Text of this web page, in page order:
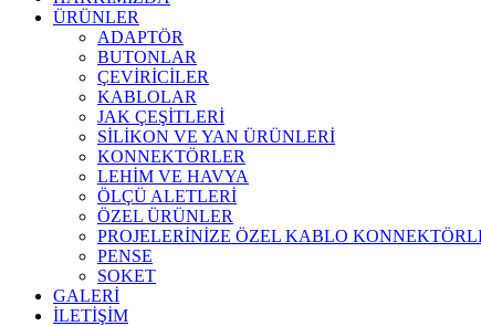
ÜRÜNLER
ADAPTÖR
BUTONLAR
ÇEVİRİCİLER
KABLOLAR
JAK ÇEŞİTLERİ
SİLİKON VE YAN ÜRÜNLERİ
KONNEKTÖRLER
LEHİM VE HAVYA
ÖLÇÜ ALETLERİ
ÖZEL ÜRÜNLER
PROJELERİNİZE ÖZEL KABLO
PENSE
SOKET
GALERİ
İLETİŞİM